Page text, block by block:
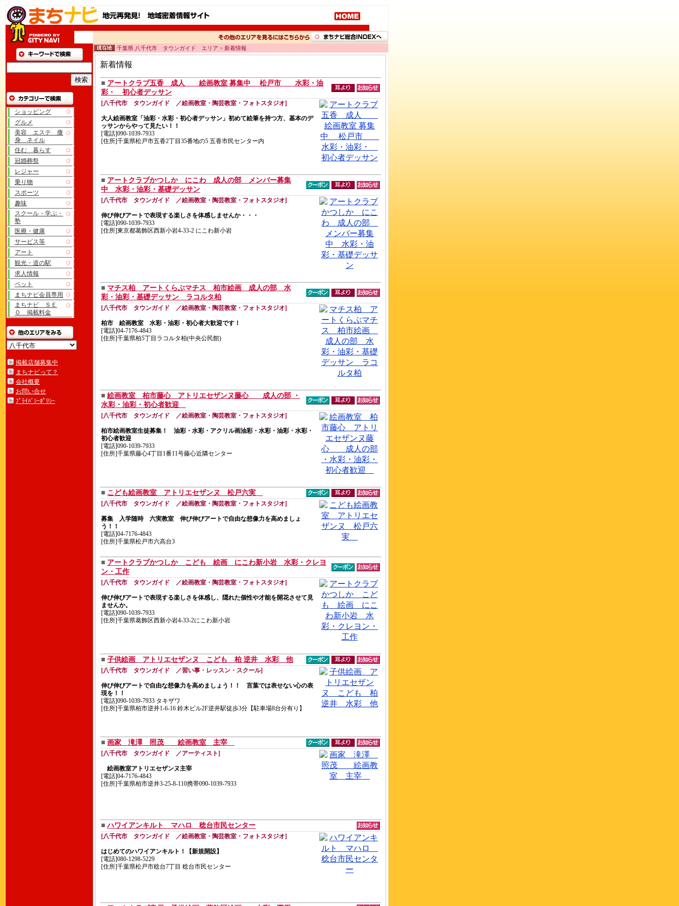
ショッピング
グルメ
美容 エステ 痩
身 ネイル
住む 暮らす
冠婚葬祭
レジャー
乗り物
スポーツ
趣味
スクール・学ぶ・
塾
医療・健康
サービス等
アート
観光・道の駅
求人情報
ペット
まちナビ会員専用
まちナビ ＳＥ
Ｏ 掲載料金
掲載店舗募集中
まちナビって？
会社概要
お問い合せ
ﾌﾟﾗｲﾊﾞｼｰﾎﾟﾘｼｰ
千葉県 八千代市 タウンガイド エリア > 新着情報
新着情報
■ アートクラブ五香 成人 絵画教室 募集中 松戸市 水彩・油
彩・ 初心者デッサン
[八千代市 タウンガイド ／絵画教室・陶芸教室・フォトスタジオ]
大人絵画教室「油彩・水彩・初心者デッサン」初めて絵筆を持つ方、基本のデ
ッサンからやって見たい！！
[電話]090-1039-7933
[住所]千葉県松戸市五香2丁目35番地の5 五香市民センター内
■ アートクラブかつしか にこわ 成人の部 メンバー募集
中 水彩・油彩・基礎デッサン
[八千代市 タウンガイド ／絵画教室・陶芸教室・フォトスタジオ]
伸び伸びアートで表現する楽しさを体感しませんか・・・
[電話]090-1039-7933
[住所]東京都葛飾区西新小岩4-33-2 にこわ新小岩
■ マチス柏 アートくらぶマチス 柏市絵画 成人の部 水
彩・油彩・基礎デッサン ラコルタ柏
[八千代市 タウンガイド ／絵画教室・陶芸教室・フォトスタジオ]
柏市 絵画教室 水彩・油彩・初心者大歓迎です！
[電話]04-7176-4843
[住所]千葉県柏5丁目ラコルタ柏(中央公民館)
■ 絵画教室 柏市藤心 アトリエセザンヌ藤心 成人の部 ・
水彩・油彩・初心者歓迎
[八千代市 タウンガイド ／絵画教室・陶芸教室・フォトスタジオ]
柏市絵画教室生徒募集！ 油彩・水彩・アクリル画油彩・水彩・油彩・水彩・
初心者歓迎
[電話]090-1039-7933
[住所]千葉県藤心4丁目1番11号藤心近隣センター
■ こども絵画教室 アトリエセザンヌ 松戸六実
[八千代市 タウンガイド ／絵画教室・陶芸教室・フォトスタジオ]
募集 入学随時 六実教室 伸び伸びアートで自由な想像力を高めましょ
う！！
[電話]04-7176-4843
[住所]千葉県松戸市六高台3
■ アートクラブかつしか こども 絵画 にこわ新小岩 水彩・クレヨ
ン・工作
[八千代市 タウンガイド ／絵画教室・陶芸教室・フォトスタジオ]
伸び伸びアートで表現する楽しさを体感し、隠れた個性や才能を開花させて見
ませんか。
[電話]090-1039-7933
[住所]千葉県葛飾区西新小岩4-33-2にこわ新小岩
■ 子供絵画 アトリエセザンヌ こども 柏 逆井 水彩 他
[八千代市 タウンガイド ／習い事・レッスン・スクール]
伸び伸びアートで自由な想像力を高めましょう！！ 言葉では表せない心の表
現を！！
[電話]090-1039-7933 タキザワ
[住所]千葉県柏市逆井1-6-16 鈴木ビル2F逆井駅徒歩3分【駐車場8台分有り】
■ 画家 滝澤 照茂 絵画教室 主宰
[八千代市 タウンガイド ／アーティスト]
絵画教室アトリエセザンヌ主宰
[電話]04-7176-4843
[住所]千葉県柏市逆井3-25-8-110携帯090-1039-7933
■ハワイアンキルト マハロ 稔台市民センター
[八千代市 タウンガイド ／絵画教室・陶芸教室・フォトスタジオ]
はじめてのハワイアンキルト！【新規開設】
[電話]080-1298-5229
[住所]千葉県松戸市稔台7丁目 稔台市民センター